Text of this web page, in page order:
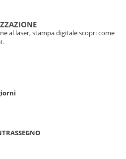
al laser, stampa digitale scopri come